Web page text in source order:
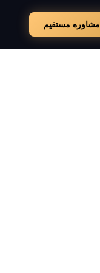
مشاوره مستقیم